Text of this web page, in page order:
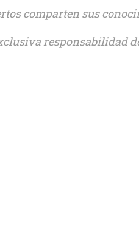
comparten sus
responsabilidad